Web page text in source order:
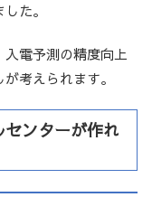
た。
電予測の精度向上
考えられます。
ンターが作れ